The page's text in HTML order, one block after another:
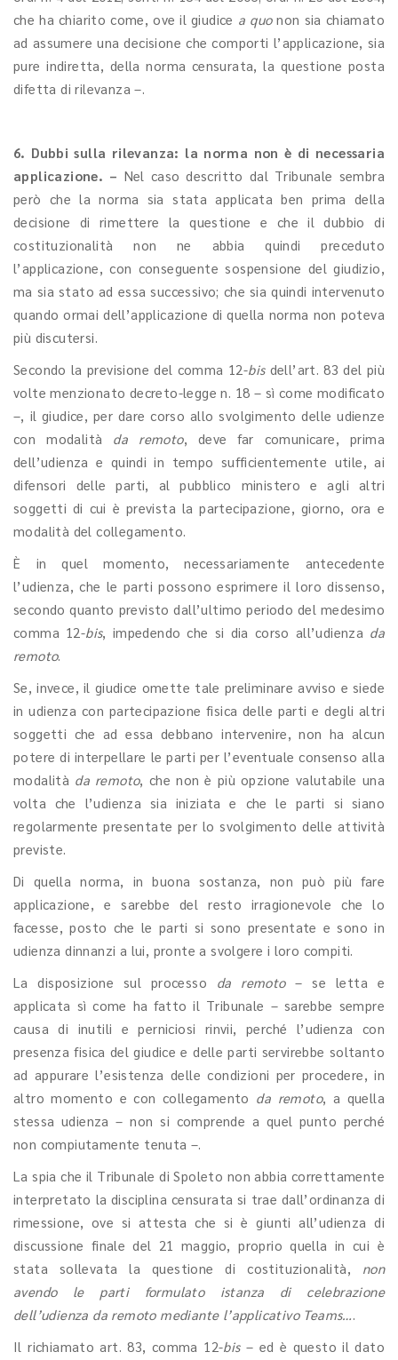
che ha chiarito come, ove il giudice a quonon sia chiamato
ad assumere una decisione che comporti l’applicazione, sia
pure indiretta, della norma censurata, la questione posta
difetta di rilevanza –.
6. Dubbi sulla rilevanza: la norma non è di necessaria
applicazione. – Nel caso descritto dal Tribunale sembra
però che la norma sia stata applicata ben prima della
decisione di rimettere la questione e che il dubbio di
costituzionalità non ne abbia quindi preceduto
l’applicazione, con conseguente sospensione del giudizio,
ma sia stato ad essa successivo; che sia quindi intervenuto
quando ormai dell’applicazione di quella norma non poteva
più discutersi.
Secondo la previsione del comma 12-bisdell’art. 83 del più
volte menzionato decreto-legge n. 18 – sì come modificato
–, il giudice, per dare corso allo svolgimento delle udienze
con modalità da remoto, deve far comunicare, prima
dell’udienza e quindi in tempo sufficientemente utile, ai
difensori delle parti, al pubblico ministero e agli altri
soggetti di cui è prevista la partecipazione, giorno, ora e
modalità del collegamento.
È in quel momento, necessariamente antecedente
l’udienza, che le parti possono esprimere il loro dissenso,
secondo quanto previsto dall’ultimo periodo del medesimo
comma 12-bis, impedendo che si dia corso all’udienza da
remoto.
Se, invece, il giudice omette tale preliminare avviso e siede
in udienza con partecipazione fisica delle parti e degli altri
soggetti che ad essa debbano intervenire, non ha alcun
potere di interpellare le parti per l’eventuale consenso alla
modalità da remoto, che non è più opzione valutabile una
volta che l’udienza sia iniziata e che le parti si siano
regolarmente presentate per lo svolgimento delle attività
previste.
Di quella norma, in buona sostanza, non può più fare
applicazione, e sarebbe del resto irragionevole che lo
facesse, posto che le parti si sono presentate e sono in
udienza dinnanzi a lui, pronte a svolgere i loro compiti.
La disposizione sul processo da remoto– se letta e
applicata sì come ha fatto il Tribunale – sarebbe sempre
causa di inutili e perniciosi rinvii, perché l’udienza con
presenza fisica del giudice e delle parti servirebbe soltanto
ad appurare l’esistenza delle condizioni per procedere, in
altro momento e con collegamento da remoto, a quella
stessa udienza – non si comprende a quel punto perché
non compiutamente tenuta –.
La spia che il Tribunale di Spoleto non abbia correttamente
interpretato la disciplina censurata si trae dall’ordinanza di
rimessione, ove si attesta che si è giunti all’udienza di
discussione finale del 21 maggio, proprio quella in cui è
stata sollevata la questione di costituzionalità, non
avendo le parti formulato istanza di celebrazione
dell’udienza da remoto mediante l’applicativo Teams….
Il richiamato art. 83, comma 12-bis– ed è questo il dato